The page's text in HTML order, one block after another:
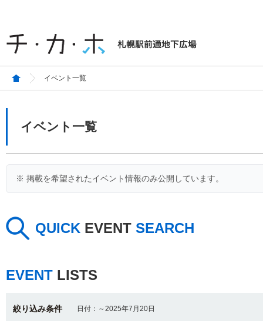
イベント一覧
イベント一覧
※ 掲載を希望されたイベント情報のみ公開しています。
QUICK EVENT SEARCH
EVENT LISTS
絞り込み条件 日付：～2025年7月20日